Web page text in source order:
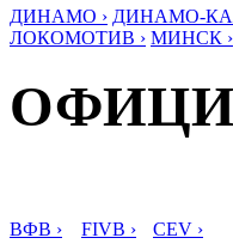
ДИНАМО › ДИНАМО-
ЛОКОМОТИВ › МИНСК ›
ВФВ › FIVB › CEV ›